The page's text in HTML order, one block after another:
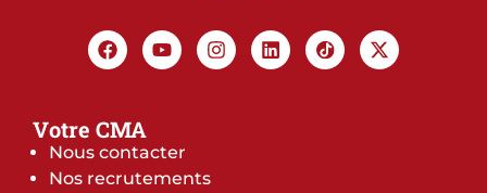
Votre CMA
Nous contacter
Nos recrutements